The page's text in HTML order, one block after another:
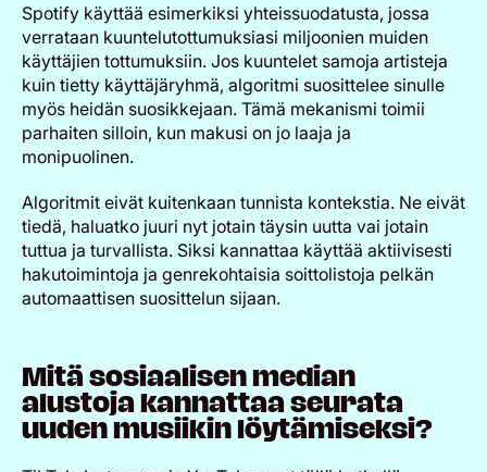
Spotify käyttää esimerkiksi yhteissuodatusta, jossa
verrataan kuuntelutottumuksiasi miljoonien muiden
käyttäjien tottumuksiin. Jos kuuntelet samoja artisteja
kuin tietty käyttäjäryhmä, algoritmi suosittelee sinulle
myös heidän suosikkejaan. Tämä mekanismi toimii
parhaiten silloin, kun makusi on jo laaja ja
monipuolinen.
Algoritmit eivät kuitenkaan tunnista kontekstia. Ne eivät
tiedä, haluatko juuri nyt jotain täysin uutta vai jotain
tuttua ja turvallista. Siksi kannattaa käyttää aktiivisesti
hakutoimintoja ja genrekohtaisia soittolistoja pelkän
automaattisen suosittelun sijaan.
Mitä sosiaalisen median
alustoja kannattaa seurata
uuden musiikin löytämiseksi?